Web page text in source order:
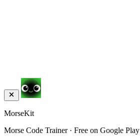
MorseKit
Morse Code Trainer · Free on Google Play